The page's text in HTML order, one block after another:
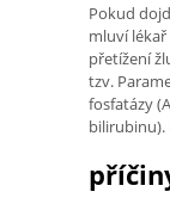
Pokud
mluví lékař
přetížení
tzv.
fosfatázy
bilirubinu).